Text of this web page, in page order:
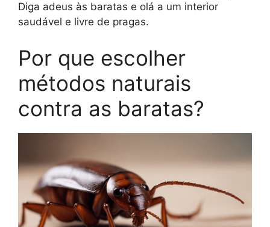
Diga adeus às baratas e olá a um interior
saudável e livre de pragas.
Por que escolher
métodos naturais
contra as baratas?